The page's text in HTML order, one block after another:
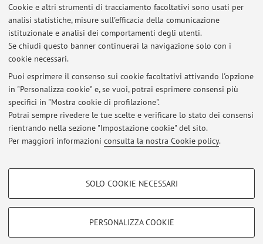
Cookie e altri strumenti di tracciamento facoltativi sono usati per
analisi statistiche, misure sull'efficacia della comunicazione
istituzionale e analisi dei comportamenti degli utenti.
Se chiudi questo banner continuerai la navigazione solo con i
cookie necessari.
Puoi esprimere il consenso sui cookie facoltativi attivando l'opzione
in "Personalizza cookie" e, se vuoi, potrai esprimere consensi più
specifici in "Mostra cookie di profilazione".
Potrai sempre rivedere le tue scelte e verificare lo stato dei consensi
rientrando nella sezione "Impostazione cookie" del sito.
Per maggiori informazioni consulta la nostra Cookie policy.
COOKIE DI PROFILAZIONE - FACOLTATIVI
SOLO COOKIE NECESSARI
PERSONALIZZA COOKIE
Dipartimento di Scienze Politiche e Sociali
Strada Maggiore 45, Bologna - Vai alla mappa
Ultimi avvisi
Al momento non sono presenti avvisi.
Area riservata
Accedi tramiteloginper gestire tutti i contenuti del sito.